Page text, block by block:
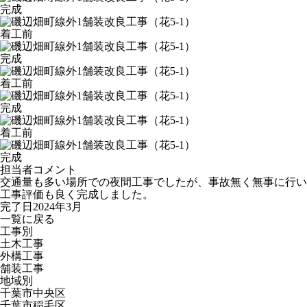
完成
着工前
完成
着工前
完成
着工前
完成
担当者コメント
交通量も多い場所での夜間工事でしたが、事故無く無事に行
工事評価も良く完成しました。
完了日2024年3月
一覧に戻る
工事別
土木工事
外構工事
舗装工事
地域別
千葉市中央区